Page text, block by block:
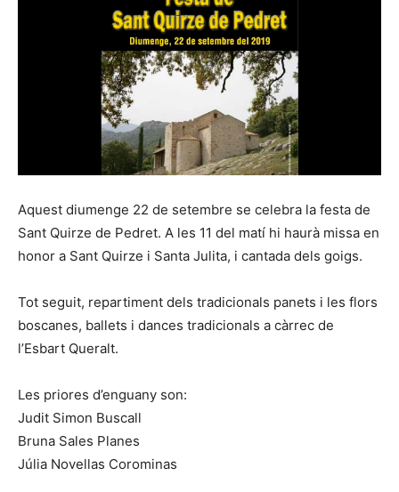
Aquest diumenge 22 de setembre se celebra la festa de
Sant Quirze de Pedret. A les 11 del matí hi haurà missa en
honor a Sant Quirze i Santa Julita, i cantada dels goigs.
Tot seguit, repartiment dels tradicionals panets i les flors
boscanes, ballets i dances tradicionals a càrrec de
l’Esbart Queralt.
Les priores d’enguany son:
Judit Simon Buscall
Bruna Sales Planes
Júlia Novellas Corominas